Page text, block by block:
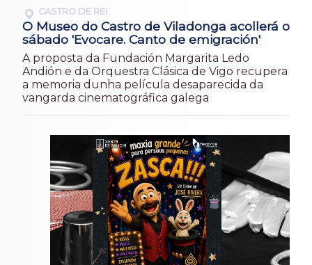
CASTRO DE REI
O Museo do Castro de Viladonga acollerá o
sábado 'Evocare. Canto de emigración'
A proposta da Fundación Margarita Ledo
Andión e da Orquestra Clásica de Vigo recupera
a memoria dunha película desaparecida da
vangarda cinematográfica galega